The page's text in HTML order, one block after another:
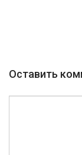
Оставить